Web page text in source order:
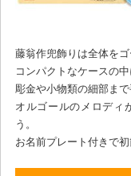
藤翁作兜飾りは全体を
コンパクトなケースの
彫金や小物類の細部ま
オルゴールのメロディ
う。
お名前プレート付きで